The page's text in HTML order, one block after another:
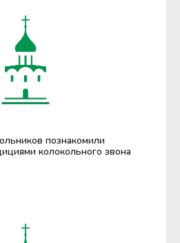
познакомили
колокольного звона